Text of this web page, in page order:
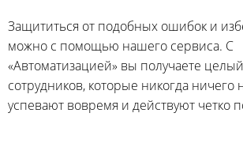
Защититься от подобных ошибок и
можно с помощью нашего сервиса. С
«Автоматизацией» вы получаете
сотрудников, которые никогда ничего
успевают вовремя и действуют четко